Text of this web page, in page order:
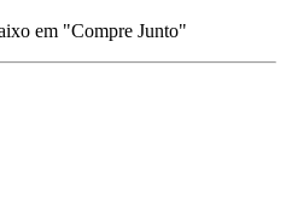
em "Compre Junto"